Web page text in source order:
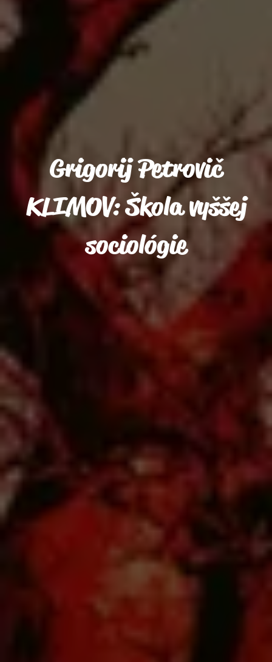
Grigorij Petrovič
KLIMOV: Škola vyššej
sociológie